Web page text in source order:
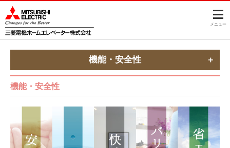
メニュー
機能・安全性
機能・安全性